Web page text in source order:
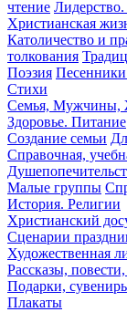
чтение
Христианская
Католичество и
толкования
Поэзия
Стихи
Семья, Мужчины,
Здоровье. Питание
Создание семьи
Справочная,
Малые группы
История. Религии
Христианский
Сценарии
Художественная
Рассказы,
Подарки,
Плакаты